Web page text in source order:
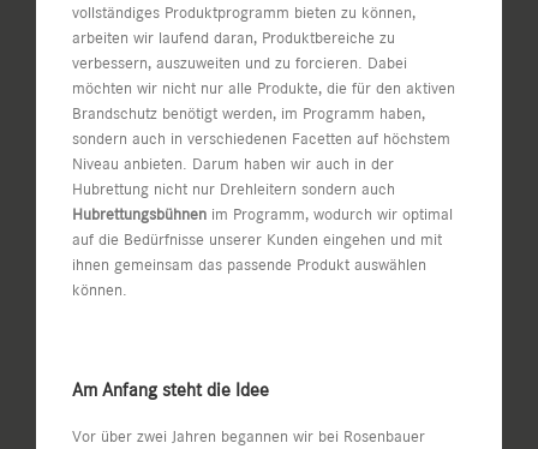
vollständiges Produktprogramm bieten zu können,
arbeiten wir laufend daran, Produktbereiche zu
verbessern, auszuweiten und zu forcieren. Dabei
möchten wir nicht nur alle Produkte, die für den aktiven
Brandschutz benötigt werden, im Programm haben,
sondern auch in verschiedenen Facetten auf höchstem
Niveau anbieten. Darum haben wir auch in der
Hubrettung nicht nur Drehleitern sondern auch
Hubrettungsbühnen im Programm, wodurch wir optimal
auf die Bedürfnisse unserer Kunden eingehen und mit
ihnen gemeinsam das passende Produkt auswählen
können.
Am Anfang steht die Idee
Vor über zwei Jahren begannen wir bei Rosenbauer